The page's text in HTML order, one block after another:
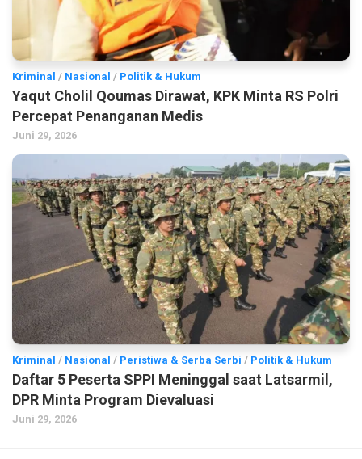
Kriminal / Nasional / Politik & Hukum
Yaqut Cholil Qoumas Dirawat, KPK Minta RS Polri
Percepat Penanganan Medis
Juni 29, 2026
Kriminal / Nasional / Peristiwa & Serba Serbi / Politik & Hukum
Daftar 5 Peserta SPPI Meninggal saat Latsarmil,
DPR Minta Program Dievaluasi
Juni 29, 2026